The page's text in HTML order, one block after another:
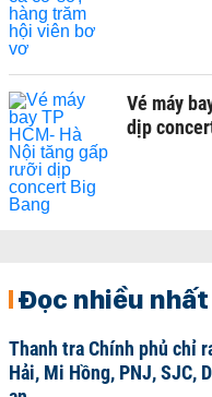
Vé máy
dịp
Đọc nhiều nhất
Thanh tra Chính phủ chỉ
Hải, Mi Hồng, PNJ, SJC,